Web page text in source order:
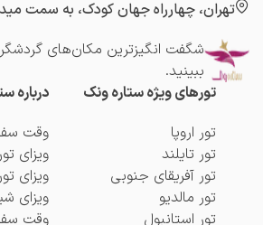
تهران، چهارراه جهان کودک، به سمت
شگفت انگیز‌ترین مکان‌های گردشگری
ببینید.
تورهای ویژه ستاره ونک
تور اروپا
تور تایلند
تور آفریقای جنوبی
تور مالدیو
تور استانبول
درباره
وقت
ویزای
ویزای
ویزای
وقت